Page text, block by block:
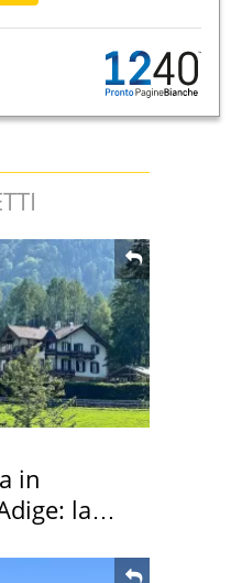
in
la